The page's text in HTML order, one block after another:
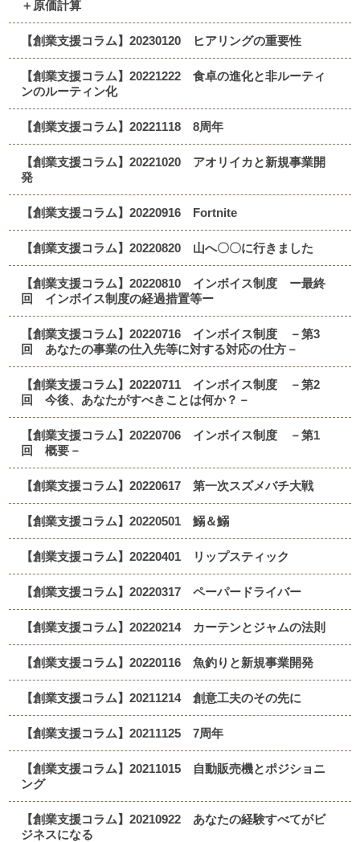
＋原価計算
【創業支援コラム】20230120 ヒアリングの重要性
【創業支援コラム】20221222 食卓の進化と非ルーティ
ンのルーティン化
【創業支援コラム】20221118 8周年
【創業支援コラム】20221020 アオリイカと新規事業開
発
【創業支援コラム】20220916 Fortnite
【創業支援コラム】20220820 山へ〇〇に行きました
【創業支援コラム】20220810 インボイス制度 ー最終
回 インボイス制度の経過措置等ー
【創業支援コラム】20220716 インボイス制度 －第3
回 あなたの事業の仕入先等に対する対応の仕方－
【創業支援コラム】20220711 インボイス制度 －第2
回 今後、あなたがすべきことは何か？－
【創業支援コラム】20220706 インボイス制度 －第1
回 概要－
【創業支援コラム】20220617 第一次スズメバチ大戦
【創業支援コラム】20220501 鰯＆鰯
【創業支援コラム】20220401 リップスティック
【創業支援コラム】20220317 ペーパードライバー
【創業支援コラム】20220214 カーテンとジャムの法則
【創業支援コラム】20220116 魚釣りと新規事業開発
【創業支援コラム】20211214 創意工夫のその先に
【創業支援コラム】20211125 7周年
【創業支援コラム】20211015 自動販売機とポジショニ
ング
【創業支援コラム】20210922 あなたの経験すべてがビ
ジネスになる